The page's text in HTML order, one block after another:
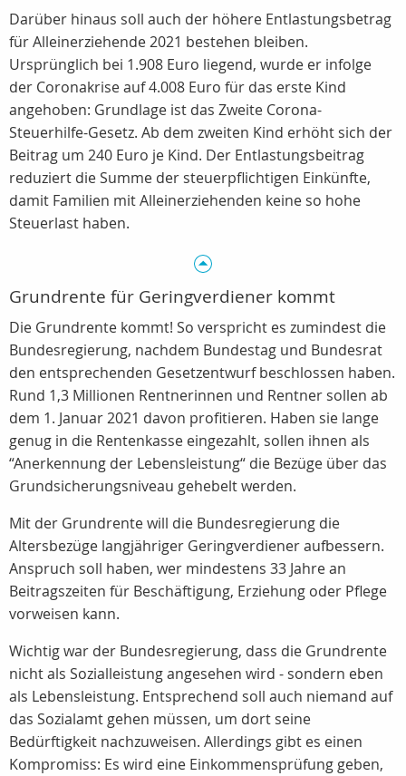
Darüber hinaus soll auch der höhere Entlastungsbetrag
für Alleinerziehende 2021 bestehen bleiben.
Ursprünglich bei 1.908 Euro liegend, wurde er infolge
der Coronakrise auf 4.008 Euro für das erste Kind
angehoben: Grundlage ist das Zweite Corona-
Steuerhilfe-Gesetz. Ab dem zweiten Kind erhöht sich der
Beitrag um 240 Euro je Kind. Der Entlastungsbeitrag
reduziert die Summe der steuerpflichtigen Einkünfte,
damit Familien mit Alleinerziehenden keine so hohe
Steuerlast haben.
Grundrente für Geringverdiener kommt
Die Grundrente kommt! So verspricht es zumindest die
Bundesregierung, nachdem Bundestag und Bundesrat
den entsprechenden Gesetzentwurf beschlossen haben.
Rund 1,3 Millionen Rentnerinnen und Rentner sollen ab
dem 1. Januar 2021 davon profitieren. Haben sie lange
genug in die Rentenkasse eingezahlt, sollen ihnen als
“Anerkennung der Lebensleistung“ die Bezüge über das
Grundsicherungsniveau gehebelt werden.
Mit der Grundrente will die Bundesregierung die
Altersbezüge langjähriger Geringverdiener aufbessern.
Anspruch soll haben, wer mindestens 33 Jahre an
Beitragszeiten für Beschäftigung, Erziehung oder Pflege
vorweisen kann.
Wichtig war der Bundesregierung, dass die Grundrente
nicht als Sozialleistung angesehen wird - sondern eben
als Lebensleistung. Entsprechend soll auch niemand auf
das Sozialamt gehen müssen, um dort seine
Bedürftigkeit nachzuweisen. Allerdings gibt es einen
Kompromiss: Es wird eine Einkommensprüfung geben,